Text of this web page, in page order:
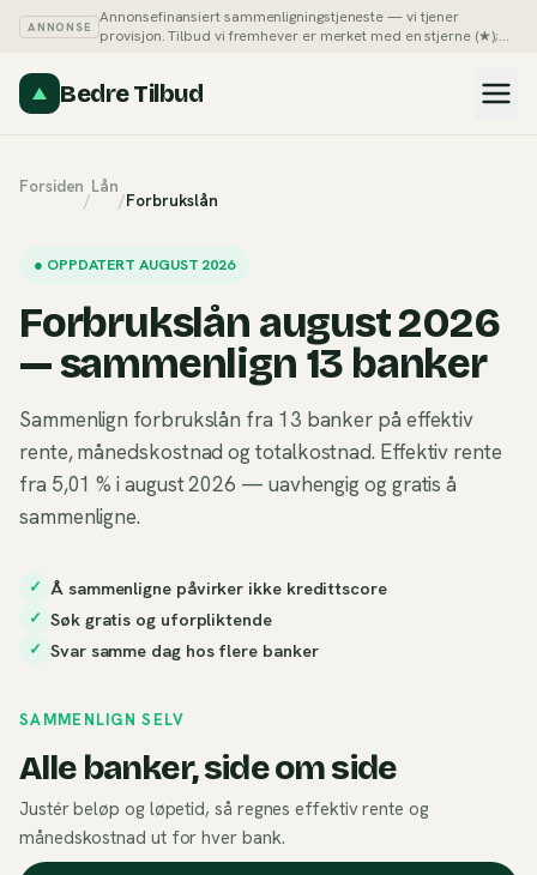
ANNONSE
Annonsefinansiert sammenligningstjeneste — vi tjener
provisjon. Tilbud vi fremhever er merket med en stjerne (★);
Bedre Tilbud
Forsiden
/
Lån
/Forbrukslån
● OPPDATERT AUGUST 2026
Forbrukslån august 2026
— sammenlign 13 banker
Sammenlign forbrukslån fra 13 banker på effektiv
rente, månedskostnad og totalkostnad. Effektiv rente
fra 5,01 % i august 2026 — uavhengig og gratis å
sammenligne.
✓ Å sammenligne påvirker ikke kredittscore
✓ Søk gratis og uforpliktende
✓ Svar samme dag hos flere banker
SAMMENLIGN SELV
Alle banker, side om side
Justér beløp og løpetid, så regnes effektiv rente og
månedskostnad ut for hver bank.